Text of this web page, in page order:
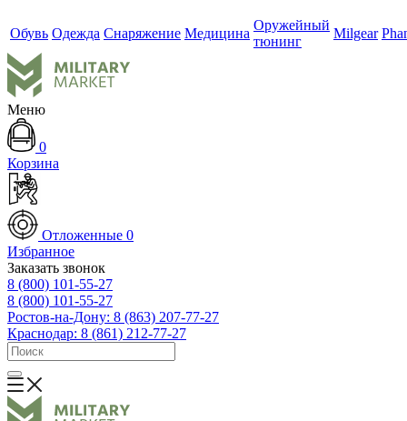
Обувь Одежда Снаряжение Медицина
Оружейный
тюнинг
Milgear
Меню
0
Корзина
Отложенные 0
Избранное
Заказать звонок
8 (800) 101-55-27
8 (800) 101-55-27
Ростов-на-Дону: 8 (863) 207-77-27
Краснодар: 8 (861) 212-77-27